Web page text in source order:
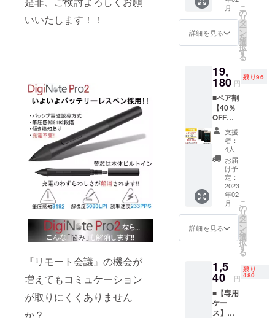
いいたします！！
『リモート会議』の機会が
増えてもコミュケーション
が取りにくくありません
か？
況、生
産工程
上の都
合等に
れる可
能性が
ござい
ます。
※多くの
ご支援
をいた
だくこ
とで生
産効率
が向上
した場
合な
ど、一
般販売
予定よ
り下が
ざいま
す。
様やデ
ザイン
等の細
部変更
が生じ
がござ
います
のでご
了承く
ださ
い。 ※
ご注文
数や部
品の調
達状
況、生
産工程
上の都
合等に
れる可
能性が
ござい
ます。
※多くの
料込) ■
カ
ラー：
アッ
パール
ゴール
ド、ホ
ワイト
（お選
びいた
だけま
す） ■
内容：
『DigiN
Pro2』
1台 ※商
品の仕
様やデ
ザイン
等の細
部変更
が生じ
がござ
います
のでご
月
詳細を見る
こ
の
リ
タ
ー
ン
を
選
択
す
る
19,
180 円
残り96
■ペア割
【40％
OFF】
100セッ
ト限定
■定価：
31,900
円(税
込)⇒19,
180円
(税・送
料込) ■
カ
ラー：
アッ
パール
ゴール
ド、ホ
ワイト
（お選
びいた
支援
者：
4人
お届
け予
定：
2023
年02
月
詳細を見る
こ
の
リ
タ
ー
ン
を
選
択
す
る
1,5
40 円
残り
480
■【専用
ケー
ス】